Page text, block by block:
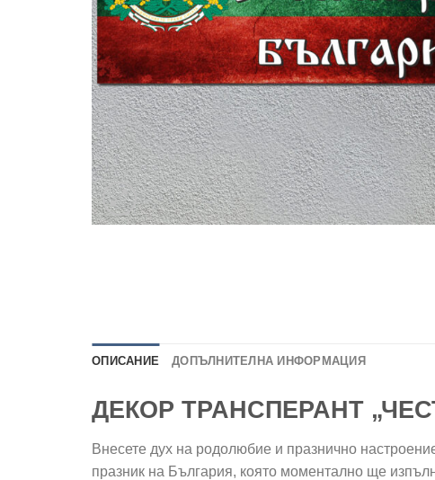
ОПИСАНИЕ ДОПЪЛНИТЕЛНА ИНФОРМАЦИЯ
ДЕКОР ТРАНСПЕРАНТ
Внесете дух на родолюбие и празнично
празник на България, която моментално ще